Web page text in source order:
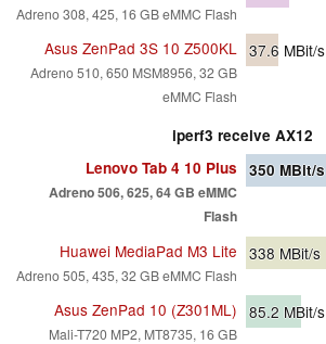
Adreno 308, 425, 16 GB eMMC Flash
Asus ZenPad 3S 10 Z500KL
Adreno 510, 650 MSM8956, 32 GB
eMMC Flash
37.6 MBit/s
iperf3 receive AX12
Lenovo Tab 4 10 Plus
Adreno 506, 625, 64 GB eMMC
Flash
350 MBit/s
Huawei MediaPad M3 Lite
Adreno 505, 435, 32 GB eMMC Flash
338 MBit/s
Asus ZenPad 10 (Z301ML)
Mali-T720 MP2, MT8735, 16 GB
85.2 MBit/s